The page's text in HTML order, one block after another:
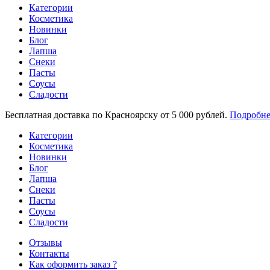
Категории
Косметика
Новинки
Блог
Лапша
Снеки
Пасты
Соусы
Сладости
Бесплатная доставка по Красноярску от 5 000 рублей.
Категории
Косметика
Новинки
Блог
Лапша
Снеки
Пасты
Соусы
Сладости
Отзывы
Контакты
Как оформить заказ ?